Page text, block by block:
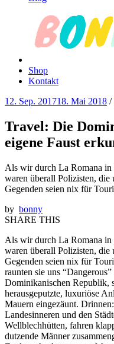
Shop
Kontakt
12. Sep. 201718. Mai 2018 /
Travel: Die
eigene Faust
Als wir durch La Romana
waren überall Polizisten, die
Gegenden seien nix für
by bonny
SHARE THIS
Als wir durch La Romana
waren überall Polizisten, die
Gegenden seien nix für
raunten sie uns
Dominikanischen Republik,
herausgeputzte, luxuriöse
Mauern eingezäunt.
Landesinneren und den
Wellblechhütten, fahren
dutzende Männer